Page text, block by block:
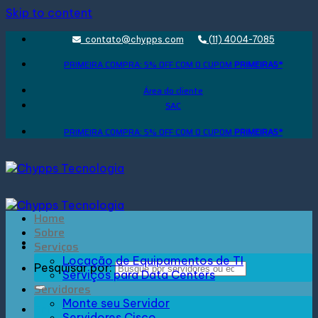
Skip to content
contato@chypps.com (11) 4004-7085
PRIMEIRA COMPRA: 5% OFF COM O CUPOM PRIMEIRA5*
Área do cliente
SAC
PRIMEIRA COMPRA: 5% OFF COM O CUPOM PRIMEIRA5*
Pesquisar por:
Entrar
Home
Sobre
Serviços
Locação de Equipamentos de TI
Serviços para Data Centers
Servidores
Monte seu Servidor